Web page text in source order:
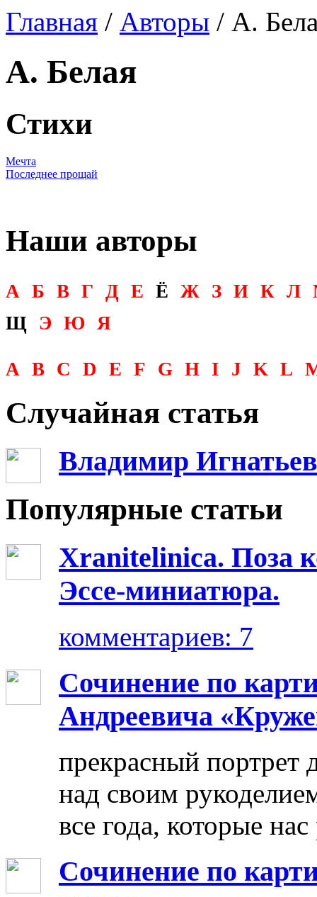
Главная / Авторы / А.
А. Белая
Стихи
Мечта
Последнее прощай
Наши авторы
А Б В Г Д Е Ё Ж З И К Л
Щ
Э Ю Я
A B C D E F G H I J K L
Случайная статья
Владимир
Популярные статьи
Xranitelinica. Поза
Эссе-миниатюра.
комментариев: 7
Сочинение по
Андреевича
прекрасный портрет
над своим
все года, которые
Сочинение по